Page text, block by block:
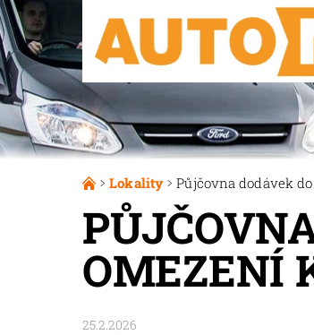
Lokality Půjčovna dodávek
OMEZENÍ
25.2.2026